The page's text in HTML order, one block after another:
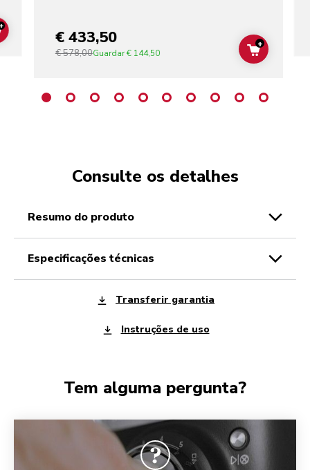
ADD TO CART€ 433,50
€ 578,00Guardar€ 144,50 ADD TO
+
Consulte os detalhes
resumo do produto
especificações técnicas
Transferir garantia
Instruções de uso
Tem alguma pergunta?